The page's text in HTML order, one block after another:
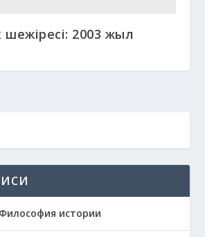
шежіресі: 2003 жыл
истории